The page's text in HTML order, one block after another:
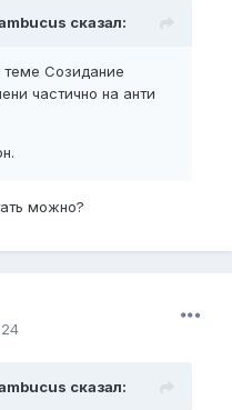
сказал:
теме Созидание
частично на анти
можно?
сказал: